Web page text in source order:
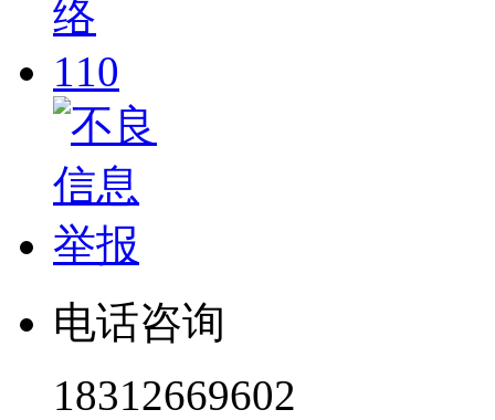
电话咨询
18312669602